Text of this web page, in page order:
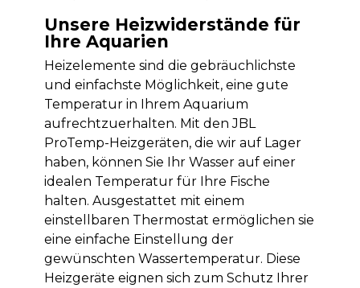
Unsere Heizwiderstände für
Ihre Aquarien
Heizelemente sind die gebräuchlichste
und einfachste Möglichkeit, eine gute
Temperatur in Ihrem Aquarium
aufrechtzuerhalten. Mit den JBL
ProTemp-Heizgeräten, die wir auf Lager
haben, können Sie Ihr Wasser auf einer
idealen Temperatur für Ihre Fische
halten. Ausgestattet mit einem
einstellbaren Thermostat ermöglichen sie
eine einfache Einstellung der
gewünschten Wassertemperatur. Diese
Heizgeräte eignen sich zum Schutz Ihrer